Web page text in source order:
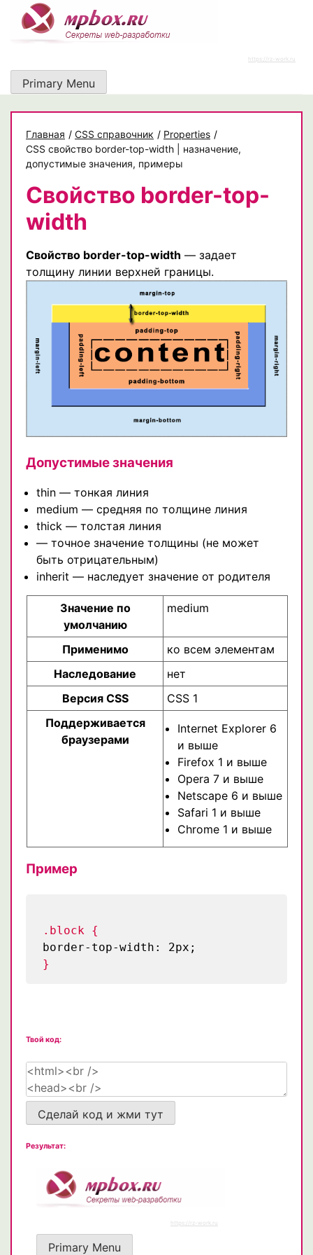
content
https://rz-work.ru
Primary Menu
Главная / CSS справочник / Properties /
CSS свойство border-top-width | назначение,
допустимые значения, примеры
Свойство border-top-
width
Свойство border-top-width — задает
толщину линии верхней границы.
Допустимые значения
thin — тонкая линия
medium — средняя по толщине линия
thick — толстая линия
— точное значение толщины (не может
быть отрицательным)
inherit — наследует значение от родителя
Значение по
умолчанию
medium
Применимо
ко всем элементам
Наследование
нет
Версия CSS
CSS 1
Поддерживается
браузерами
Internet Explorer 6
и выше
Firefox 1 и выше
Opera 7 и выше
Netscape 6 и выше
Safari 1 и выше
Chrome 1 и выше
Пример
.block {
border-top-width: 2px;
}
Твой код:
Сделай код и жми тут
Результат: